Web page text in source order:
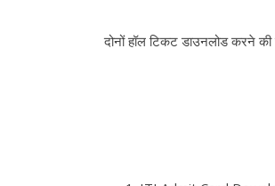
दोनों हॉल टिकट डाउनलोड करने